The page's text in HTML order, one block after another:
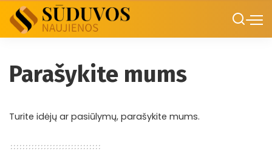
Parašykite mums
Turite idėjų ar pasiūlymų, parašykite mums.